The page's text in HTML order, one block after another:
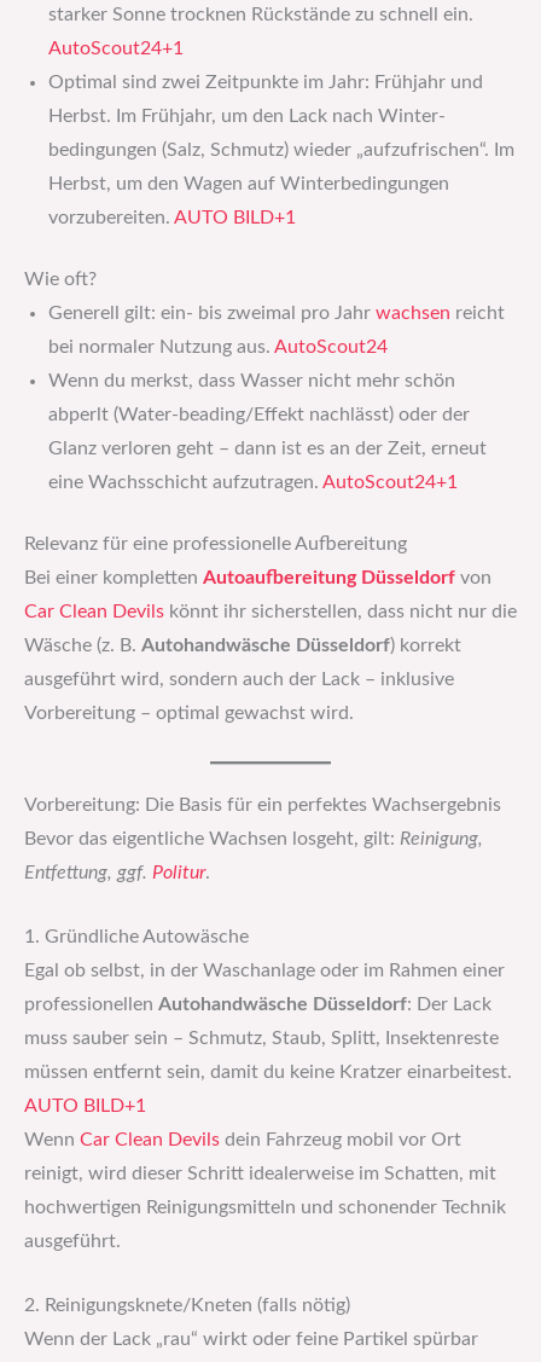
starker Sonne trocknen Rückstände zu schnell ein.
AutoScout24+1
Optimal sind zwei Zeitpunkte im Jahr: Frühjahr und
Herbst. Im Frühjahr, um den Lack nach Winter­
bedingungen (Salz, Schmutz) wieder „aufzufrischen“. Im
Herbst, um den Wagen auf Winter­bedingungen
vorzubereiten. AUTO BILD+1
Wie oft?
Generell gilt: ein- bis zweimal pro Jahr wachsen reicht
bei normaler Nutzung aus. AutoScout24
Wenn du merkst, dass Wasser nicht mehr schön
abperlt (Water-beading/Effekt nachlässt) oder der
Glanz verloren geht – dann ist es an der Zeit, erneut
eine Wachsschicht aufzutragen. AutoScout24+1
Relevanz für eine professionelle Aufbereitung
Bei einer kompletten Autoaufbereitung Düsseldorf von
Car Clean Devils könnt ihr sicherstellen, dass nicht nur die
Wäsche (z. B. Autohandwäsche Düsseldorf) korrekt
ausgeführt wird, sondern auch der Lack – inklusive
Vorbereitung – optimal gewachst wird.
Vorbereitung: Die Basis für ein perfektes Wachsergebnis
Bevor das eigentliche Wachsen losgeht, gilt: Reinigung,
Entfettung, ggf. Politur.
1. Gründliche Autowäsche
Egal ob selbst, in der Waschanlage oder im Rahmen einer
professionellen Autohandwäsche Düsseldorf: Der Lack
muss sauber sein – Schmutz, Staub, Splitt, Insekten­reste
müssen entfernt sein, damit du keine Kratzer einarbeitest.
AUTO BILD+1
Wenn Car Clean Devils dein Fahrzeug mobil vor Ort
reinigt, wird dieser Schritt idealerweise im Schatten, mit
hochwertigen Reinigungs­mitteln und schonender Technik
ausgeführt.
2. Reinigungsknete/Kneten (falls nötig)
Wenn der Lack „rau“ wirkt oder feine Partikel spürbar